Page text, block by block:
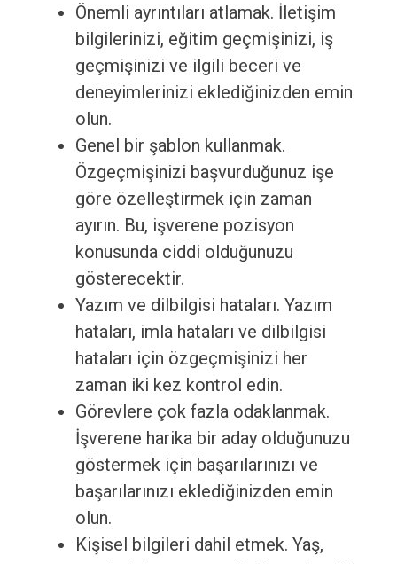
Önemli ayrıntıları atlamak. İletişim
bilgilerinizi, eğitim geçmişinizi, iş
geçmişinizi ve ilgili beceri ve
deneyimlerinizi eklediğinizden emin
olun.
Genel bir şablon kullanmak.
Özgeçmişinizi başvurduğunuz işe
göre özelleştirmek için zaman
ayırın. Bu, işverene pozisyon
konusunda ciddi olduğunuzu
gösterecektir.
Yazım ve dilbilgisi hataları. Yazım
hataları, imla hataları ve dilbilgisi
hataları için özgeçmişinizi her
zaman iki kez kontrol edin.
Görevlere çok fazla odaklanmak.
İşverene harika bir aday olduğunuzu
göstermek için başarılarınızı ve
başarılarınızı eklediğinizden emin
olun.
Kişisel bilgileri dahil etmek. Yaş,